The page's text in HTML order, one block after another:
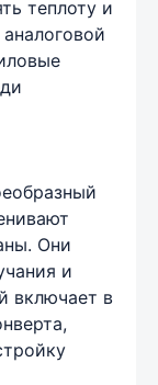
теплоту и
Они
и
включает в